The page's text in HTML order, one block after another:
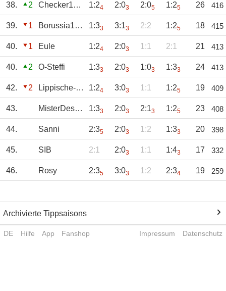
38. 2 Checker1904 1:24 2:03 2:05 1:25 26 416
39. 1 Borussia1900 1:33 3:13 2:2 1:25 18 415
40. 1 Eule 1:24 2:03 1:1 2:1 21 413
40. 2 O-Steffi 1:33 2:03 1:03 1:33 24 413
42. 2 Lippische-Rose 1:24 3:03 1:1 1:25 19 409
43. MisterDesaster 1:33 2:03 2:13 1:25 23 408
44. Sanni 2:35 2:03 1:2 1:33 20 398
45. SIB 2:1 2:03 1:1 1:43 17 332
46. Rosy 2:35 3:03 1:2 2:34 19 259
Archivierte Tippsaisons
DE Hilfe App Fanshop Impressum Datenschutz